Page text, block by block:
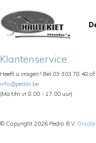
Klantenservice
Heeft u vragen? Bel 03 303 78 48
info@pedro.be
(Ma t/m vr 8.00 - 17.00 uur)
© Copyright 2026 Pedro B.V.